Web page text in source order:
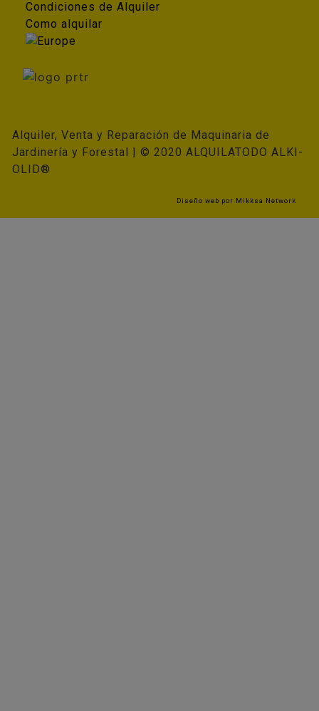
Condiciones de Alquiler
Como alquilar
Alquiler, Venta y Reparación de Maquinaria de
Jardinería y Forestal | © 2020 ALQUILATODO ALKI-
OLID®
Diseño web por Mikksa Network